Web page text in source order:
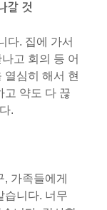
갈 것
다. 집에 가서
고 회의 등 어
열심히 해서 현
고 약도 다 끊
.
가족들에게
습니다. 너무